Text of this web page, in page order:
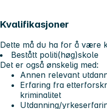
Kvalifikasjoner
Dette må du ha for å være
Bestått politi(høg)skole
Det er også ønskelig med:
Annen relevant
Erfaring fra
kriminalitet
Utdanning/